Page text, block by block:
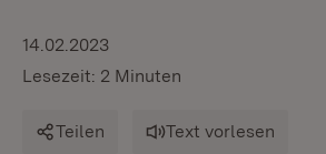
14.02.2023
Lesezeit: 2 Minuten
Teilen Text vorlesen